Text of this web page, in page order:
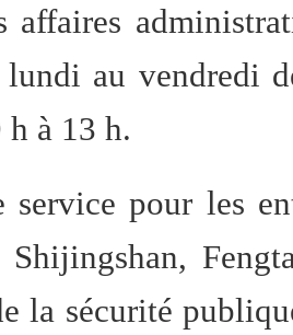
affaires
lundi au vendredi
h à 13 h.
service pour les
Shijingshan,
la sécurité